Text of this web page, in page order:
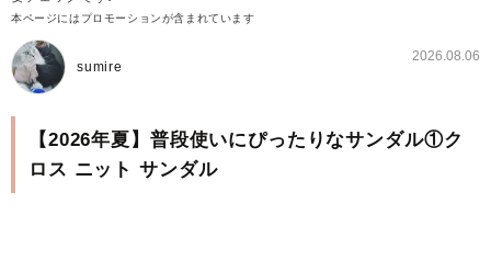
本ページにはプロモーションが含まれています
sumire
2026.08.06
【2026年夏】普段使いにぴったりなサンダル①ク
ロス ニット サンダル